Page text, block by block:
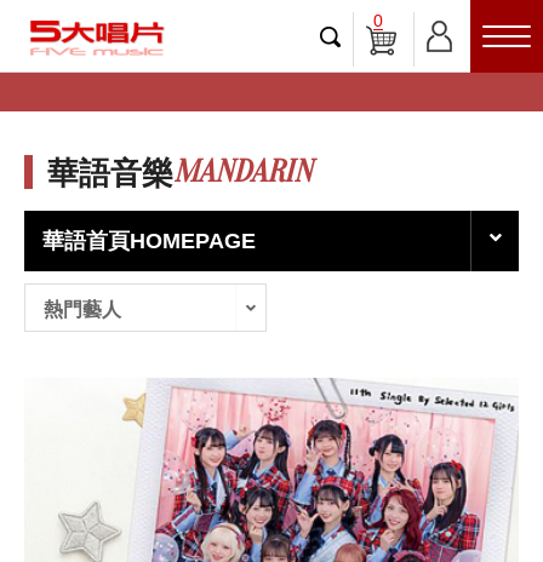
0
華語音樂MANDARIN
華語首頁HOMEPAGE
熱門藝人